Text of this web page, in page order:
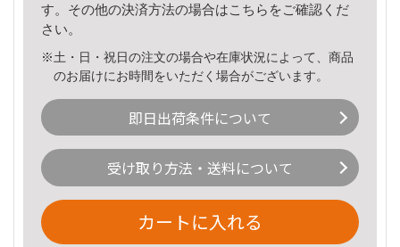
す。その他の決済方法の場合はこちら をご確認くだ
さい。
※土・日・祝日の注文の場合や在庫状況によって、商品
のお届けにお時間をいただく場合がございます。
即日出荷条件について
受け取り方法・送料について
カートに入れる